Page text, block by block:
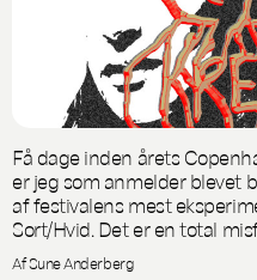
Få dage inden årets
er jeg som anmelder blevet
af festivalens mest
Sort/Hvid. Det er en total
Af Sune Anderberg